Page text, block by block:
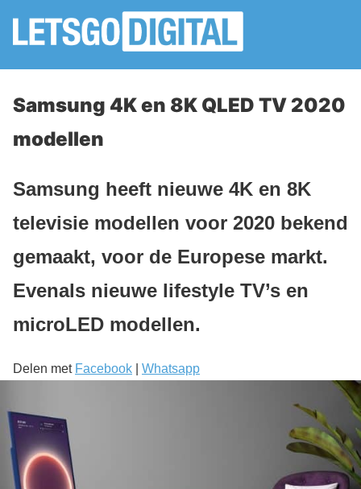
Samsung 4K en 8K QLED TV 2020
modellen
Samsung heeft nieuwe 4K en 8K
televisie modellen voor 2020 bekend
gemaakt, voor de Europese markt.
Evenals nieuwe lifestyle TV’s en
microLED modellen.
Delen met Facebook Whatsapp